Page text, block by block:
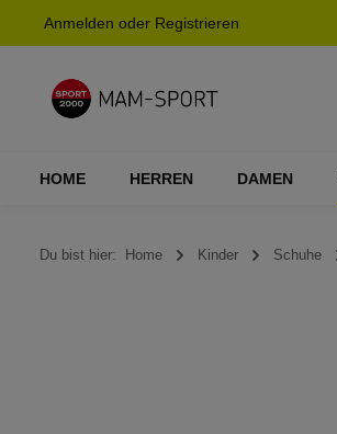
Zur Hauptnavigation springen
Anmelden oder Registrieren
HOME HERREN DAMEN
Du bist hier: Home Kinder Schuhe